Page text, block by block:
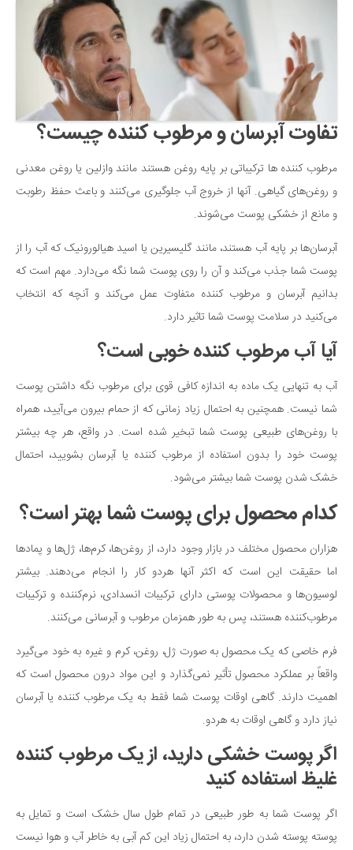
سینما و تئاتر
تلویزیون
موسیقی
چهره‌ها
عکاسی و هنرهای تجسمی
کتاب و کتاب‌خوانی
تاریخ
علمی
فناوری‌ها
نجوم و هوا فضا
زمین و محیط زیست
خودرو
سرگرمی
دانستنی‌ها
بازی
طنز
مسابقه
اخبار
تفاوت آبرسان و مرطوب کننده چیست؟
مرطوب ‌کننده‌ ها ترکیباتی بر پایه روغن هستند مانند وازلین یا روغن معدنی
و روغن‌های گیاهی. آنها از خروج آب جلوگیری می‌کنند و باعث حفظ رطوبت
و مانع از خشکی پوست می‌شوند.
آبرسان‌ها بر پایه آب هستند، مانند گلیسیرین یا اسید هیالورونیک که آب را از
پوست شما جذب می‌کند و آن را روی پوست شما نگه می‌دارد. مهم است که
بدانیم آبرسان و مرطوب کننده متفاوت عمل می‌کند و آنچه که انتخاب
می‌کنید در سلامت پوست شما تاثیر دارد.
آیا آب مرطوب کننده خوبی است؟
آب به تنهایی یک ماده به اندازه کافی قوی برای مرطوب نگه داشتن پوست
شما نیست. همچنین به احتمال زیاد زمانی که از حمام بیرون می‌آیید، همراه
با روغن‌های طبیعی پوست شما تبخیر شده است. در واقع، هر چه بیشتر
پوست خود را بدون استفاده از مرطوب کننده یا آبرسان بشویید، احتمال
خشک شدن پوست شما بیشتر می‌شود.
کدام محصول برای پوست شما بهتر است؟
هزاران محصول مختلف در بازار وجود دارد، از روغن‌ها، کرم‌ها، ژل‌ها و پمادها
اما حقیقت این است که اکثر آنها هردو کار را انجام می‌دهند. بیشتر
لوسیون‌ها و محصولات پوستی دارای ترکیبات انسدادی، نرم‌کننده و ترکیبات
مرطوب‌کننده هستند، پس به طور همزمان مرطوب و آبرسانی می‌کنند.
فرم خاصی که یک محصول به صورت ژل، روغن، کرم و غیره به خود می‌گیرد
واقعاً بر عملکرد محصول تأثیر نمی‌گذارد و این مواد درون محصول است که
اهمیت دارند. گاهی اوقات پوست شما فقط به یک مرطوب‌ کننده یا آبرسان
نیاز دارد و گاهی اوقات به هردو.
اگر پوست خشکی دارید، از یک مرطوب کننده
غلیظ استفاده کنید
اگر پوست شما به طور طبیعی در تمام طول سال خشک است و تمایل به
پوسته پوسته شدن دارد، به احتمال زیاد این کم آبی به خاطر آب و هوا نیست